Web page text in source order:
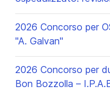
2026 Concorso per
"A. Galvan"
2026 Concorso per
Bon Bozzolla –